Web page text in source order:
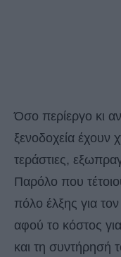
Όσο περίεργο κι
ξενοδοχεία έχουν
τεράστιες,
Παρόλο που
πόλο έλξης για
αφού το κόστος
και τη συντήρησή